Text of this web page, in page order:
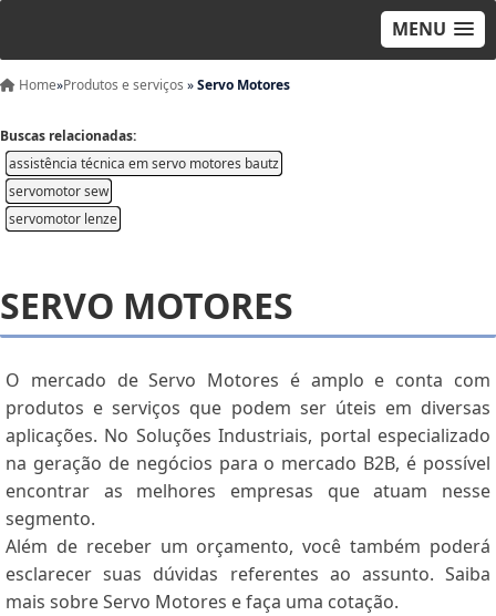
MENU
Home»Produtos e serviços »Servo Motores
Buscas relacionadas:
assistência técnica em servo motores bautz
servomotor sew
servomotor lenze
SERVO MOTORES
O mercado de Servo Motores é amplo e conta com
produtos e serviços que podem ser úteis em diversas
aplicações. No Soluções Industriais, portal especializado
na geração de negócios para o mercado B2B, é possível
encontrar as melhores empresas que atuam nesse
segmento.
Além de receber um orçamento, você também poderá
esclarecer suas dúvidas referentes ao assunto. Saiba
mais sobre Servo Motores e faça uma cotação.